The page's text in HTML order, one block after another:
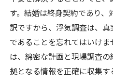
す。結婚は終身契約であり
訳ですから、浮気調査は、
であることを忘れてはいけ
は、綿密な計画と現場調査
拠となる情報を正確に収集す